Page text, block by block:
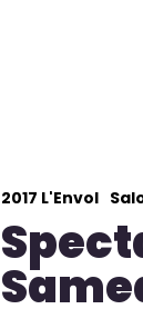
2017 L'Envol